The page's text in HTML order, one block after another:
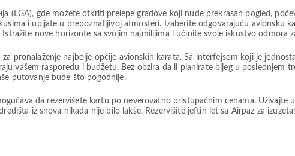
(LGA), gde možete otkriti prelepe gradove koji nude prekrasan pogled,
i upijate u prepoznatljivoj atmosferi. Izaberite odgovarajuću avionsku
nove horizonte sa svojim najmilijima i učinite svoje iskustvo odmora
pronalaženje najbolje opcije avionskih karata. Sa interfejsom koji je
vašem rasporedu i budžetu. Bez obzira da li planirate bijeg u poslednjem
putovanje bude što pogodnije.
da rezervišete kartu po neverovatno pristupačnim cenama. Uživajte
iz snova nikada nije bilo lakše. Rezervišite jeftin let sa Airpaz za